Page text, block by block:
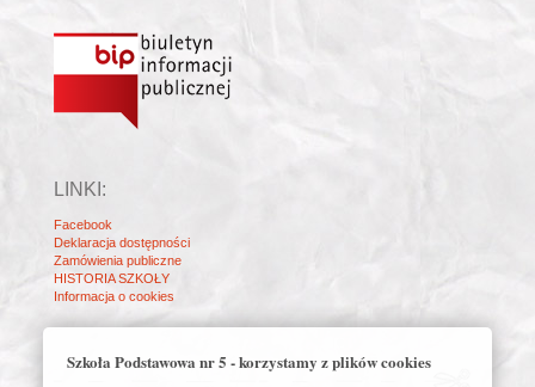
LINKI:
Facebook
Deklaracja dostępności
Zamówienia publiczne
HISTORIA SZKOŁY
Informacja o cookies
Szkoła Podstawowa nr 5 - korzystamy z plików cookies